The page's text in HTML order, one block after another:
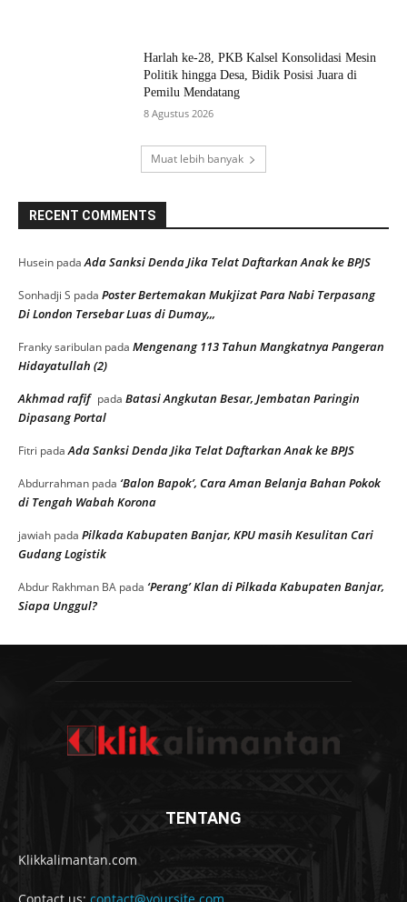
Harlah ke-28, PKB Kalsel Konsolidasi Mesin
Politik hingga Desa, Bidik Posisi Juara di
Pemilu Mendatang
8 Agustus 2026
Muat lebih banyak
RECENT COMMENTS
Husein padaAda Sanksi Denda Jika Telat Daftarkan Anak ke BPJS
Sonhadji S pada Poster Bertemakan Mukjizat Para Nabi Terpasang
Di London Tersebar Luas di Dumay,,,
Franky saribulan pada Mengenang 113 Tahun Mangkatnya Pangeran
Hidayatullah (2)
Akhmad rafif pada Batasi Angkutan Besar, Jembatan Paringin
Dipasang Portal
Fitri padaAda Sanksi Denda Jika Telat Daftarkan Anak ke BPJS
Abdurrahman pada ‘Balon Bapok’, Cara Aman Belanja Bahan Pokok
di Tengah Wabah Korona
jawiah pada Pilkada Kabupaten Banjar, KPU masih Kesulitan Cari
Gudang Logistik
Abdur Rakhman BA pada ‘Perang’ Klan di Pilkada Kabupaten Banjar,
Siapa Unggul?
TENTANG
Klikkalimantan.com